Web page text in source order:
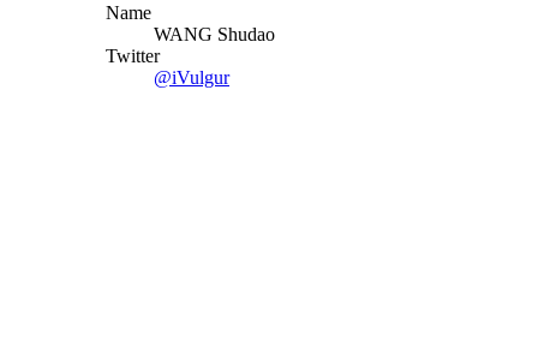
Name
WANG Shudao
Twitter
@iVulgur